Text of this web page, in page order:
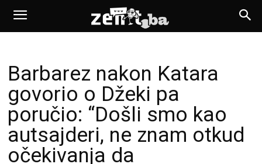
Barbarez nakon Katara
govorio o Džeki pa
poručio: “Došli smo kao
autsajderi, ne znam otkud
očekivanja da